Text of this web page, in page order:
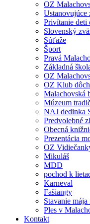
OZ
Ustanovujúce
Privítanie deti
Slovenský
Súťaže
Šport
Pravá
Základná
OZ
OZ Klub
Malachovská
Múzeum
NAJ dedinka
Predvolebné
Obecná
Prezentácia
OZ
Mikuláš
MDD
pochod k
Karneval
Fašiangy
Stavanie
Ples v
Kontakt